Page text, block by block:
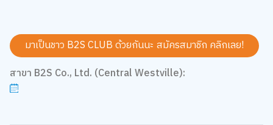
มาเป็นชาว B2S CLUB ด้วยกันนะ สมัครสมาชิก คลิกเลย!
สาขา B2S Co., Ltd. (Central Westville):